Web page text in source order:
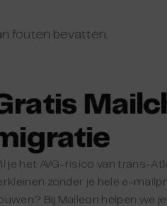
fouten bevatten.
je het AVG-risico van trans-
zonder je hele e-
Bij Maileon helpen we je